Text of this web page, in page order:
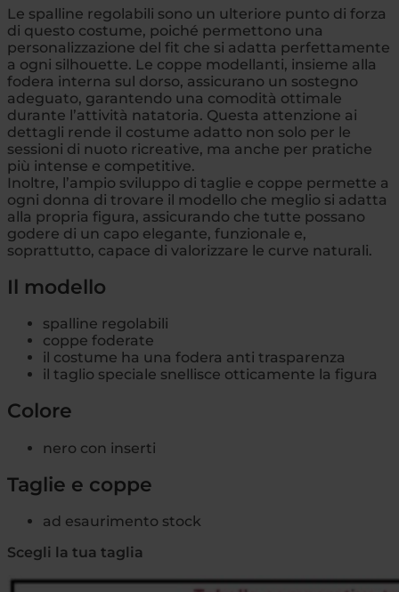
Le spalline regolabili sono un ulteriore punto di forza
di questo costume, poiché permettono una
personalizzazione del fit che si adatta perfettamente
a ogni silhouette. Le coppe modellanti, insieme alla
fodera interna sul dorso, assicurano un sostegno
adeguato, garantendo una comodità ottimale
durante l’attività natatoria. Questa attenzione ai
dettagli rende il costume adatto non solo per le
sessioni di nuoto ricreative, ma anche per pratiche
più intense e competitive.
Inoltre, l’ampio sviluppo di taglie e coppe permette a
ogni donna di trovare il modello che meglio si adatta
alla propria figura, assicurando che tutte possano
godere di un capo elegante, funzionale e,
soprattutto, capace di valorizzare le curve naturali.
Il modello
spalline regolabili
coppe foderate
il costume ha una fodera anti trasparenza
il taglio speciale snellisce otticamente la figura
Colore
nero con inserti
Taglie e coppe
ad esaurimento stock
Scegli la tua taglia